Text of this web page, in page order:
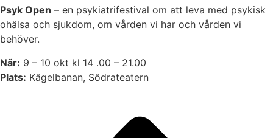
Psyk Open – en psykiatrifestival om att leva med psykisk
ohälsa och sjukdom, om vården vi har och vården vi
behöver.
När: 9 – 10 okt kl 14 .00 – 21.00
Plats: Kägelbanan, Södrateatern